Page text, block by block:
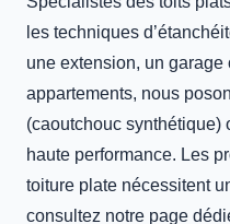
les techniques
une extension, un garage
appartements, nous
(caoutchouc synthétique)
haute performance. Les
toiture plate nécessitent
consultez notre page